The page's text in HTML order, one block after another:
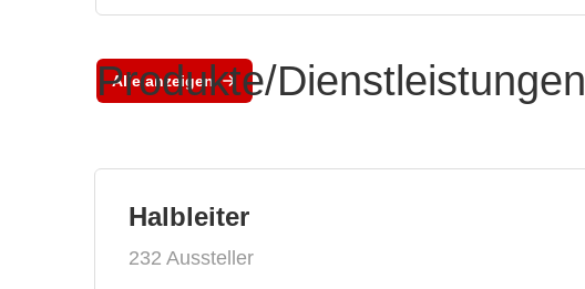
Alle anzeigen
Produkte/Dienstleistungen
Halbleiter
232 Aussteller